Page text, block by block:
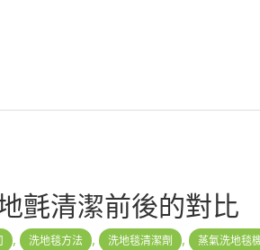
氈清潔前後的對比
, 洗地毯方法 , 洗地毯清潔劑 , 蒸氣洗地毯